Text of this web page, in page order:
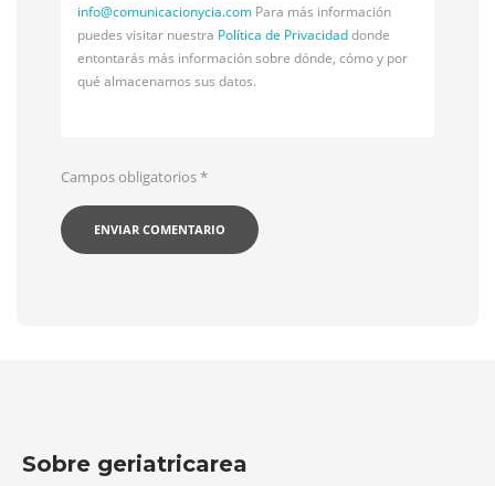
info@comunicacionycia.com Para más información
puedes visitar nuestra Política de Privacidaddonde
entontarás más información sobre dónde, cómo y por
qué almacenamos sus datos.
Campos obligatorios*
Sobre geriatricarea